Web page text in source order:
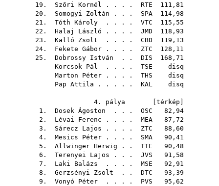
19. Szőri Kornél . . . . RTE 111,81
20. Somogyi Zoltán . . . SPA 114,98
21. Tóth Károly . . . . VTC 115,55
22. Halaj László . . . . JMD 118,93
23. Kalló Zsolt . . . . CBD 119,13
24. Fekete Gábor . . . . ZTC 128,11
25. Dobrossy István . . DIS 168,71
Korcsok Pál . . . . TSE disq
Marton Péter . . . . THS disq
Pap Attila . . . . . KAL disq
4. pálya [ térkép
1. Dosek Ágoston . . . OSC 82,94
2. Lévai Ferenc . . . . MEA 87,72
3. Sárecz Lajos . . . . ZTC 88,60
4. Mesics Péter . . . . SMA 90,41
5. Allwinger Herwig . . TTE 90,48
6. Terenyei Lajos . . . JVS 91,58
7. Laki Balázs . . . . MSE 92,91
8. Gerzsényi Zsolt . . DTC 93,39
9. Vonyó Péter . . . . PVS 95,62